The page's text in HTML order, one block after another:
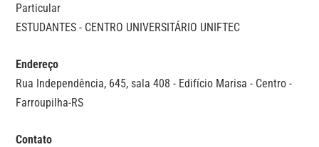
Particular
ESTUDANTES - CENTRO UNIVERSITÁRIO UNIFTEC
Endereço
Rua Independência, 645, sala 408 - Edifício Marisa - Centro -
Farroupilha-RS
Contato